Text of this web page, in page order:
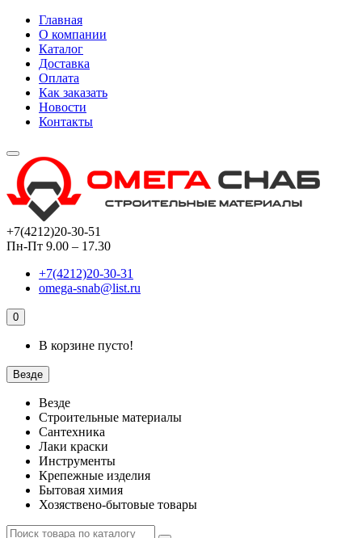
Главная
О компании
Каталог
Доставка
Оплата
Как заказать
Новости
Контакты
+7(4212)20-30-51
Пн-Пт 9.00 – 17.30
+7(4212)20-30-31
omega-snab@list.ru
0
В корзине пусто!
Везде
Везде
Строительные материалы
Сантехника
Лаки краски
Инструменты
Крепежные изделия
Бытовая химия
Хозяствено-бытовые товары